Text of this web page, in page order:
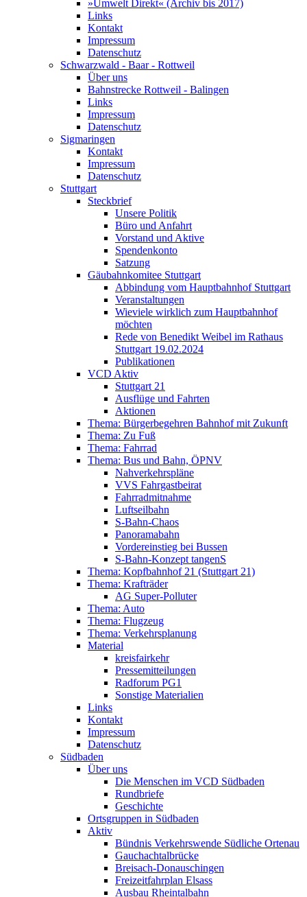
»Umwelt Direkt« (Archiv bis 2017)
Links
Kontakt
Impressum
Datenschutz
Schwarzwald - Baar - Rottweil
Über uns
Bahnstrecke Rottweil - Balingen
Links
Impressum
Datenschutz
Sigmaringen
Kontakt
Impressum
Datenschutz
Stuttgart
Steckbrief
Unsere Politik
Büro und Anfahrt
Vorstand und Aktive
Spendenkonto
Satzung
Gäubahnkomitee Stuttgart
Abbindung vom Hauptbahnhof Stuttgart
Veranstaltungen
Wieviele wirklich zum Hauptbahnhof
möchten
Rede von Benedikt Weibel im Rathaus
Stuttgart 19.02.2024
Publikationen
VCD Aktiv
Stuttgart 21
Ausflüge und Fahrten
Aktionen
Thema: Bürgerbegehren Bahnhof mit Zukunft
Thema: Zu Fuß
Thema: Fahrrad
Thema: Bus und Bahn, ÖPNV
Nahverkehrspläne
VVS Fahrgastbeirat
Fahrradmitnahme
Luftseilbahn
S-Bahn-Chaos
Panoramabahn
Vordereinstieg bei Bussen
S-Bahn-Konzept tangenS
Thema: Kopfbahnhof 21 (Stuttgart 21)
Thema: Krafträder
AG Super-Polluter
Thema: Auto
Thema: Flugzeug
Thema: Verkehrsplanung
Material
kreisfairkehr
Pressemitteilungen
Radforum PG1
Sonstige Materialien
Links
Kontakt
Impressum
Datenschutz
Südbaden
Über uns
Die Menschen im VCD Südbaden
Rundbriefe
Geschichte
Ortsgruppen in Südbaden
Aktiv
Bündnis Verkehrswende Südliche Ortenau
Gauchachtalbrücke
Breisach-Donauschingen
Freizeitfahrplan Elsass
Ausbau Rheintalbahn